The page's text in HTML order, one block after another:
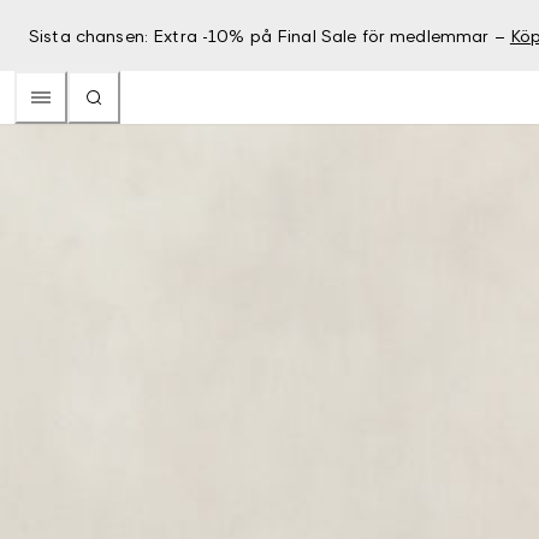
Sista chansen: Extra -10% på Final Sale för medlemmar –